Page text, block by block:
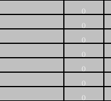
()
()
()
()
()
()
()